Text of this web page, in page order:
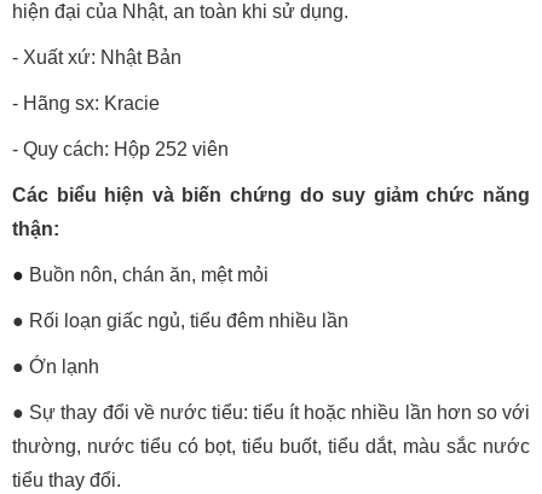
hiện đại của Nhật, an toàn khi sử dụng.
- Xuất xứ: Nhật Bản
- Hãng sx: Kracie
- Quy cách: Hộp 252 viên
Các biểu hiện và biến chứng do suy giảm chức năng
thận:
● Buồn nôn, chán ăn, mệt mỏi
● Rối loạn giấc ngủ, tiểu đêm nhiều lần
● Ớn lạnh
● Sự thay đổi về nước tiểu: tiểu ít hoặc nhiều lần hơn so với
thường, nước tiểu có bọt, tiểu buốt, tiểu dắt, màu sắc nước
tiểu thay đổi.